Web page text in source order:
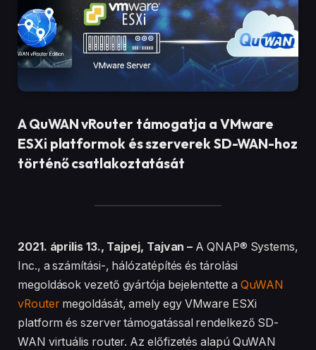
A QuWAN vRouter támogatja a VMware
ESXi platformok és szerverek SD-WAN-hoz
történő csatlakoztatását
2021. április 13., Tajpej, Tajvan – A QNAP® Systems,
Inc., a számítási-, hálózatépítés és tárolási
megoldások vezető gyártója bejelentette a QuWAN
vRoutermegoldását, amely egy VMware ESXi
platform és szerver támogatással rendelkező SD-
WAN virtuális router. Az előfizetés alapú QuWAN